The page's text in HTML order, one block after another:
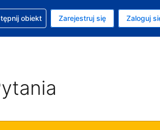
to Dolar amerykański
język to Polski
pomoc w sprawie rezerwacji
obiekt Zarejestruj się Zaloguj